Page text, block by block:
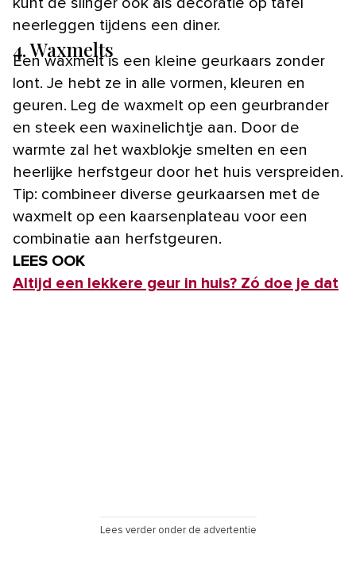
neerleggen tijdens een diner.
4. Waxmelts
Een waxmelt is een kleine geurkaars zonder
lont. Je hebt ze in alle vormen, kleuren en
geuren. Leg de waxmelt op een geurbrander
en steek een waxinelichtje aan. Door de
warmte zal het waxblokje smelten en een
heerlijke herfstgeur door het huis verspreiden.
Tip: combineer diverse geurkaarsen met de
waxmelt op een kaarsenplateau voor een
combinatie aan herfstgeuren.
LEES OOK
Altijd een lekkere geur in huis? Zó doe je dat
Lees verder onder de advertentie